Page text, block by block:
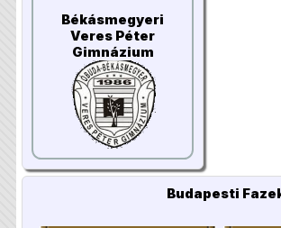
Békásmegyeri
Veres Péter
Gimnázium
Budapesti